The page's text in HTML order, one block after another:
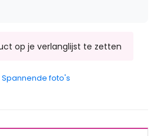
Spannende foto's